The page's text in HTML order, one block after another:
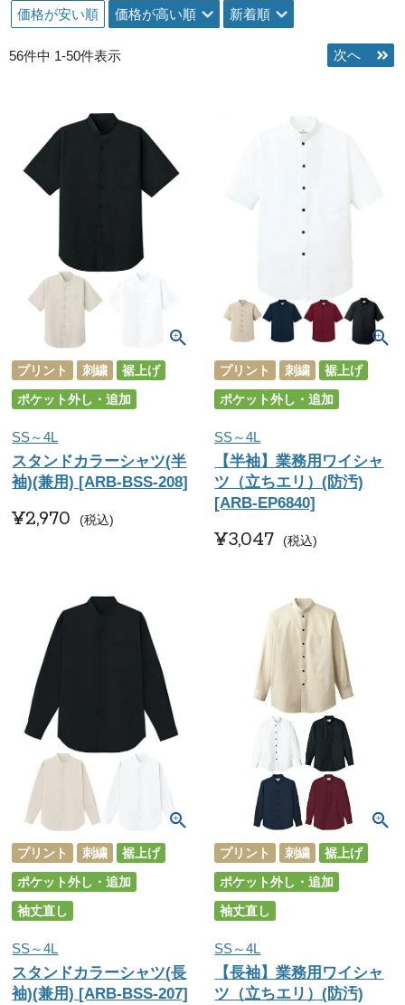
価格が安い順 価格が高い順 新着順
56件中 1-50件表示
プリント 刺繍
裾上げ
ポケット外し・追加
SS～4L
スタンドカラーシャツ(半
袖)(兼用) [ARB-BSS-208]
¥2,970 税込
プリント 刺繍
裾上げ
ポケット外し・追加
SS～4L
【半袖】業務用ワイシャ
ツ（立ちエリ）(防汚)
[ARB-EP6840]
¥3,047 税込
プリント 刺繍
裾上げ
ポケット外し・追加
袖丈直し
SS～4L
スタンドカラーシャツ(長
袖)(兼用) [ARB-BSS-207]
プリント 刺繍
裾上げ
ポケット外し・追加
袖丈直し
SS～4L
【長袖】業務用ワイシャ
ツ（立ちエリ）(防汚)